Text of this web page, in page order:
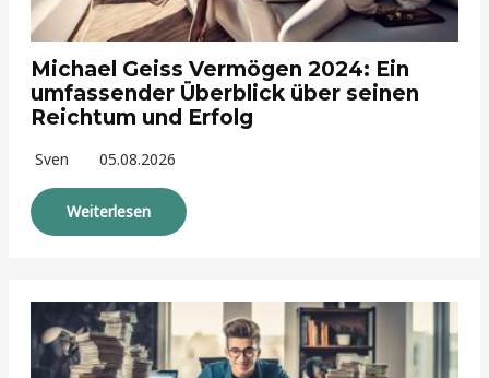
Michael Geiss Vermögen 2024: Ein
umfassender Überblick über seinen
Reichtum und Erfolg
Sven 05.08.2026
Weiterlesen